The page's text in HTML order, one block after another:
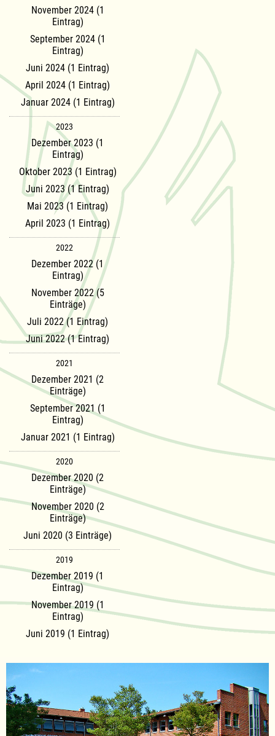
November 2024 (1
Eintrag)
September 2024 (1
Eintrag)
Juni 2024 (1 Eintrag)
April 2024 (1 Eintrag)
Januar 2024 (1 Eintrag)
2023
Dezember 2023 (1
Eintrag)
Oktober 2023 (1 Eintrag)
Juni 2023 (1 Eintrag)
Mai 2023 (1 Eintrag)
April 2023 (1 Eintrag)
2022
Dezember 2022 (1
Eintrag)
November 2022 (5
Einträge)
Juli 2022 (1 Eintrag)
Juni 2022 (1 Eintrag)
2021
Dezember 2021 (2
Einträge)
September 2021 (1
Eintrag)
Januar 2021 (1 Eintrag)
2020
Dezember 2020 (2
Einträge)
November 2020 (2
Einträge)
Juni 2020 (3 Einträge)
2019
Dezember 2019 (1
Eintrag)
November 2019 (1
Eintrag)
Juni 2019 (1 Eintrag)